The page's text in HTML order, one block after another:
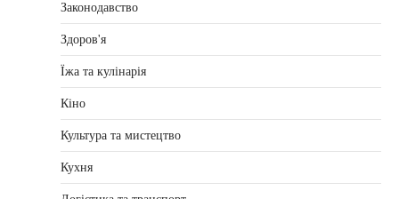
Законодавство
Здоров'я
Їжа та кулінарія
Кіно
Культура та мистецтво
Кухня